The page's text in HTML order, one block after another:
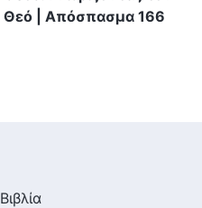
Θεό | Απόσπασμα 166
Βιβλία